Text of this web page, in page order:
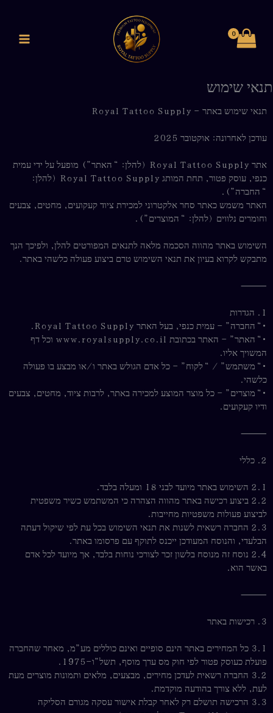
תנאי שימוש
תנאי שימוש באתר – Royal Tattoo Supply
עודכן לאחרונה: אוקטובר 2025
אתר Royal Tattoo Supply (להלן: “האתר”) מופעל על ידי עמית
כנפי, עוסק פטור, תחת המותג Royal Tattoo Supply (להלן:
“החברה”).
האתר משמש כאתר סחר אלקטרוני למכירת ציוד קעקועים, מחטים, צבעים
וחומרים נלווים (להלן: “המוצרים”).
השימוש באתר מהווה הסכמה מלאה לתנאים המפורטים להלן, ולפיכך הנך
מתבקש לקרוא בעיון את תנאי השימוש טרם ביצוע פעולה כלשהי באתר.
⸻
1. הגדרות
•“החברה” – עמית כנפי, בעל האתר Royal Tattoo Supply.
•“האתר” – האתר בכתובת www.royalsupply.co.il וכל דף
המשויך אליו.
•“משתמש” / “לקוח” – כל אדם הגולש באתר ו/או מבצע בו פעולה
כלשהי.
•“מוצרים” – כל מוצר המוצע למכירה באתר, לרבות ציוד, מחטים, צבעים
ודיו קעקועים.
⸻
2. כללי
2.1 השימוש באתר מיועד לבני 18 ומעלה בלבד.
2.2 ביצוע רכישה באתר מהווה הצהרה כי המשתמש כשיר משפטית
לביצוע פעולות משפטיות מחייבות.
2.3 החברה רשאית לשנות את תנאי השימוש בכל עת לפי שיקול דעתה
הבלעדי, והנוסח המעודכן ייכנס לתוקף עם פרסומו באתר.
2.4 נוסח זה מנוסח בלשון זכר לצורכי נוחות בלבד, אך מיועד לכל אדם
באשר הוא.
⸻
3. רכישות באתר
3.1 כל המחירים באתר הינם סופיים ואינם כוללים מע”מ, מאחר שהחברה
פועלת כעוסק פטור לפי חוק מס ערך מוסף, תשל”ו–1975.
3.2 החברה רשאית לעדכן מחירים, מבצעים, מלאים ותמונות מוצרים מעת
לעת, ללא צורך בהודעה מוקדמת.
3.3 הרכישה תושלם רק לאחר קבלת אישור עסקה מגורם הסליקה